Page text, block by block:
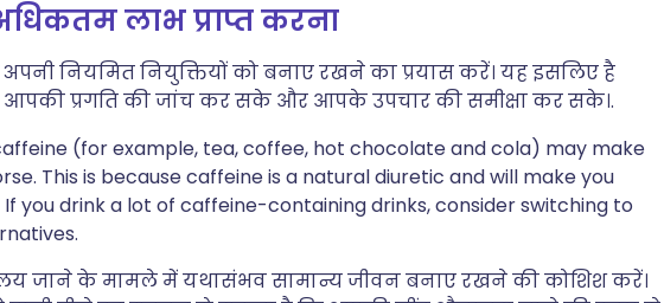
लाभ प्राप्त करना
नियमित नियुक्तियों को बनाए रखने का प्रयास करें। यह इसलिए है
आपकी प्रगति की जांच कर सके और आपके उपचार की समीक्षा कर सके।.
(for example, tea, coffee, hot chocolate and cola) may make
This is because caffeine is a natural diuretic and will make you
you drink a lot of caffeine-containing drinks, consider switching to
जाने के मामले में यथासंभव सामान्य जीवन बनाए रखने की कोशिश करें।